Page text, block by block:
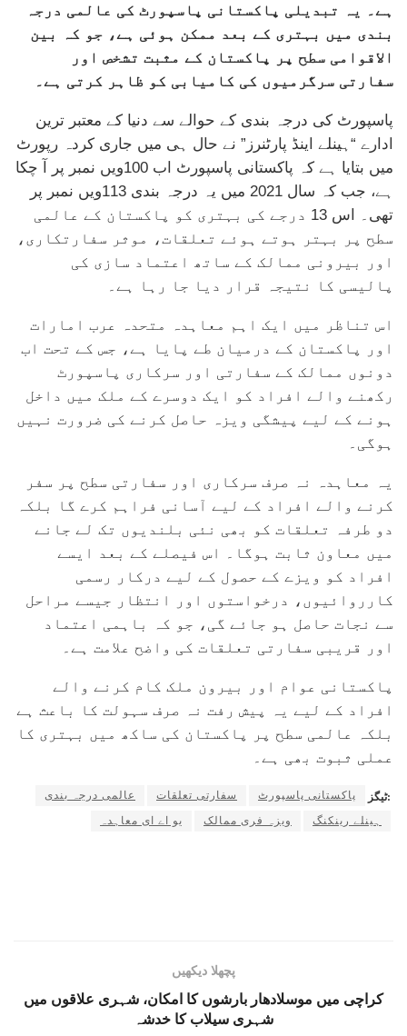
ہے۔ یہ تبدیلی پاکستانی پاسپورٹ کی عالمی درجہ
بندی میں بہتری کے بعد ممکن ہوئی ہے، جو کہ بین
الاقوامی سطح پر پاکستان کے مثبت تشخص اور
سفارتی سرگرمیوں کی کامیابی کو ظاہر کرتی ہے۔
پاسپورٹ کی درجہ بندی کے حوالے سے دنیا کے معتبر ترین
ادارے “ہینلے اینڈ پارٹنرز” نے حال ہی میں جاری کردہ رپورٹ
میں بتایا ہے کہ پاکستانی پاسپورٹ اب 100ویں نمبر پر آ چکا
ہے، جب کہ سال 2021 میں یہ درجہ بندی 113ویں نمبر پر
تھی۔ اس 13 درجے کی بہتری کو پاکستان کے عالمی
سطح پر بہتر ہوتے ہوئے تعلقات، موثر سفارتکاری،
اور بیرونی ممالک کے ساتھ اعتماد سازی کی
پالیسی کا نتیجہ قرار دیا جا رہا ہے۔
اس تناظر میں ایک اہم معاہدہ متحدہ عرب امارات
اور پاکستان کے درمیان طے پایا ہے، جس کے تحت اب
دونوں ممالک کے سفارتی اور سرکاری پاسپورٹ
رکھنے والے افراد کو ایک دوسرے کے ملک میں داخل
ہونے کے لیے پیشگی ویزہ حاصل کرنے کی ضرورت نہیں
ہوگی۔
یہ معاہدہ نہ صرف سرکاری اور سفارتی سطح پر سفر
کرنے والے افراد کے لیے آسانی فراہم کرے گا بلکہ
دو طرفہ تعلقات کو بھی نئی بلندیوں تک لے جانے
میں معاون ثابت ہوگا۔ اس فیصلے کے بعد ایسے
افراد کو ویزے کے حصول کے لیے درکار رسمی
کارروائیوں، درخواستوں اور انتظار جیسے مراحل
سے نجات حاصل ہو جائے گی، جو کہ باہمی اعتماد
اور قریبی سفارتی تعلقات کی واضح علامت ہے۔
پاکستانی عوام اور بیرون ملک کام کرنے والے
افراد کے لیے یہ پیش رفت نہ صرف سہولت کا باعث ہے
بلکہ عالمی سطح پر پاکستان کی ساکھ میں بہتری کا
عملی ثبوت بھی ہے۔
ٹیگز: پاکستانی پاسپورٹ سفارتی تعلقات
عالمی درجہ بندی
ہینلے رینکنگ
ویزہ فری ممالک یو اے ای معاہدہ
پچھلا دیکھیں
کراچی میں موسلادھار بارشوں کا امکان، شہری علاقوں میں
شہری سیلاب کا خدشہ